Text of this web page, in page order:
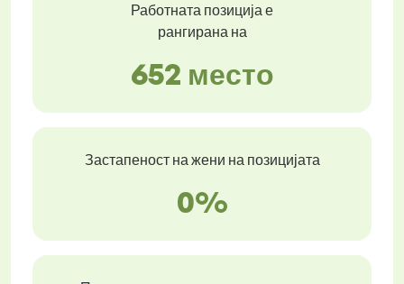
Работната позиција е
рангирана на
652 место
Застапеност на жени на позицијата
0%